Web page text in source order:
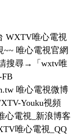
WXTV唯心電視
唯心電視官網
搜尋→「wxtv唯
唯心電視微博
Youku視頻
心電視_新浪博客
唯心電視_QQ